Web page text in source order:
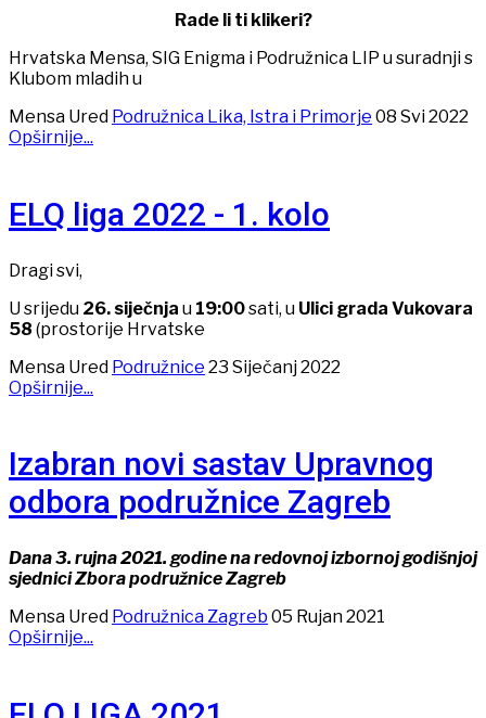
Rade li ti klikeri?
Hrvatska Mensa, SIG Enigma i Podružnica LIP u suradnji s
Klubom mladih u
Mensa Ured Podružnica Lika, Istra i Primorje 08 Svi 2022
Opširnije...
ELQ liga 2022 - 1. kolo
Dragi svi,
U srijedu 26. siječnja u 19:00sati, u Ulici grada Vukovara
58 (prostorije Hrvatske
Mensa Ured Podružnice 23 Siječanj 2022
Opširnije...
Izabran novi sastav Upravnog
odbora podružnice Zagreb
Dana 3. rujna 2021. godine na redovnoj izbornoj godišnjoj
sjednici Zbora podružnice Zagreb
Mensa Ured Podružnica Zagreb 05 Rujan 2021
Opširnije...